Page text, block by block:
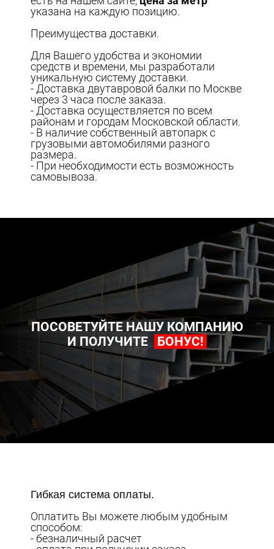
указана на каждую позицию.
Преимущества доставки.
Для Вашего удобства и экономии
средств и времени, мы разработали
уникальную систему доставки.
- Доставка двутавровой балки по Москве
через 3 часа после заказа.
- Доставка осуществляется по всем
районам и городам Московской области.
- В наличие собственный автопарк с
грузовыми автомобилями разного
размера.
- При необходимости есть возможность
самовывоза.
ПОСОВЕТУЙТЕ НАШУ КОМПАНИЮ
И ПОЛУЧИТЕ
БОНУС!
Гибкая система оплаты.
Оплатить Вы можете любым удобным
способом:
- безналичный расчет